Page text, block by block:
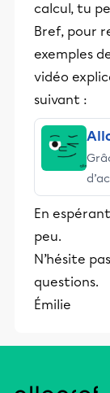
calcul, tu
Bref, pour
exemples
vidéo
suivant :
et
En
peu.
N’hésite
questions.
Émilie